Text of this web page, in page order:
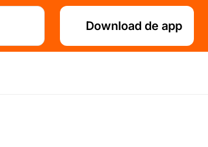
Download de app